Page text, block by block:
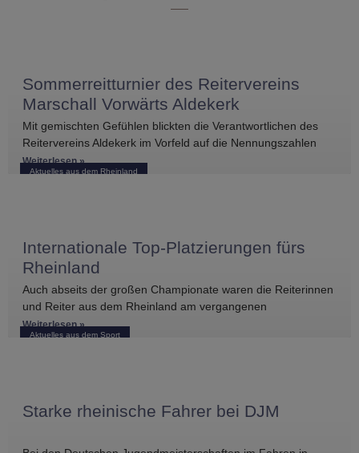
Aktuelles aus dem Rheinland
Sommerreitturnier des Reitervereins
Marschall Vorwärts Aldekerk
Mit gemischten Gefühlen blickten die Verantwortlichen des
Reitervereins Aldekerk im Vorfeld auf die Nennungszahlen
vergleichbarer Turniere in der näheren Umgebung. Umso
größer war die
Weiterlesen »
Aktuelles aus dem Sport
Internationale Top-Platzierungen fürs
Rheinland
Auch abseits der großen Championate waren die Reiterinnen
und Reiter aus dem Rheinland am vergangenen
Wochenende international erfolgreich unterwegs. Bei
Weiterlesen »
Starke rheinische Fahrer bei DJM